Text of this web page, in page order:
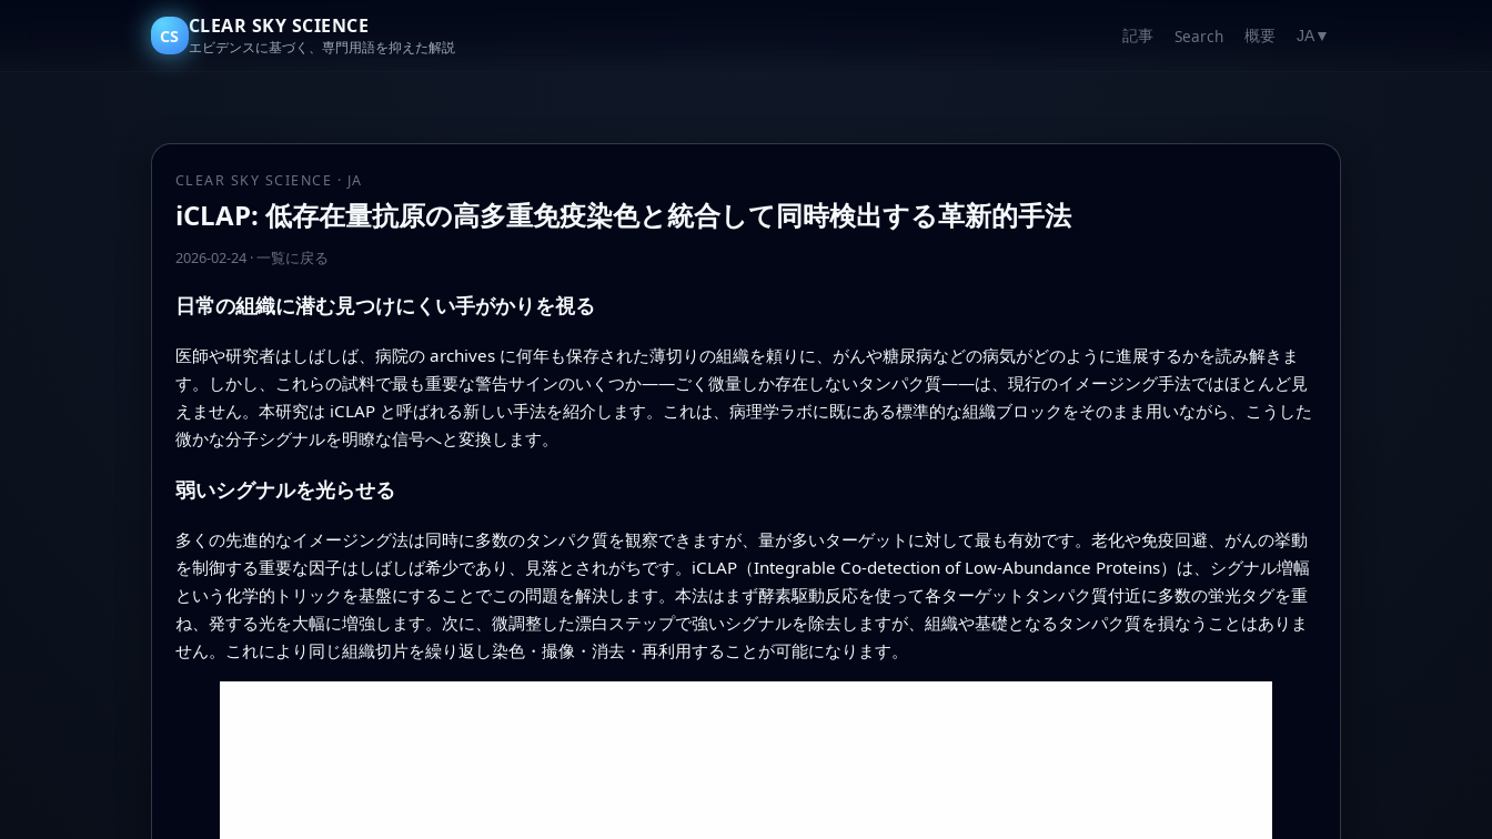
CS CLEAR SKY SCIENCE
エビデンスに基づく、専門用語を抑えた解説
記事 Search 概要 JA ▼
CLEAR SKY SCIENCE · JA
iCLAP: 低存在量抗原の高多重免疫染色と統合して同時検出する革新的手法
2026-02-24· 一覧に戻る
日常の組織に潜む見つけにくい手がかりを視る
医師や研究者はしばしば、病院の archives に何年も保存された薄切りの組織を頼りに、がんや糖尿病などの病気がどのように進展するかを読み解きま
す。しかし、これらの試料で最も重要な警告サインのいくつか――ごく微量しか存在しないタンパク質――は、現行のイメージング手法ではほとんど見
えません。本研究は iCLAP と呼ばれる新しい手法を紹介します。これは、病理学ラボに既にある標準的な組織ブロックをそのまま用いながら、こうした
微かな分子シグナルを明瞭な信号へと変換します。
弱いシグナルを光らせる
多くの先進的なイメージング法は同時に多数のタンパク質を観察できますが、量が多いターゲットに対して最も有効です。老化や免疫回避、がんの挙動
を制御する重要な因子はしばしば希少であり、見落とされがちです。iCLAP（Integrable Co-detection of Low-Abundance Proteins）は、シグナル増幅
という化学的トリックを基盤にすることでこの問題を解決します。本法はまず酵素駆動反応を使って各ターゲットタンパク質付近に多数の蛍光タグを重
ね、発する光を大幅に増強します。次に、微調整した漂白ステップで強いシグナルを除去しますが、組織や基礎となるタンパク質を損なうことはありま
せん。これにより同じ組織切片を繰り返し染色・撮像・消去・再利用することが可能になります。